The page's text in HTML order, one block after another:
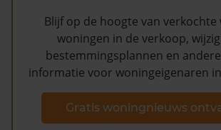
Blijf op de hoogte van verkochte
woningen in de verkoop,
bestemmingsplannen en
informatie voor woningeigenaren
Gratis woningnieuws